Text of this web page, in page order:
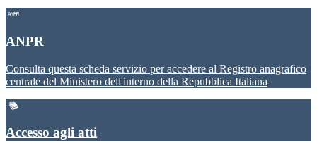
ANPR
Consulta questa scheda servizio per accedere al Registro anagrafico
centrale del Ministero dell'interno della Repubblica Italiana
Accesso agli atti